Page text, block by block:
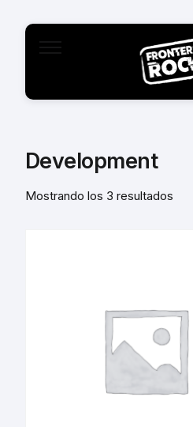
Development
Mostrando los 3 resultados